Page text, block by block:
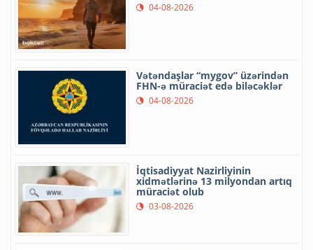
04-08-2026
Vətəndaşlar “mygov” üzərindən
FHN-ə müraciət edə biləcəklər
04-08-2026
İqtisadiyyat Nazirliyinin
xidmətlərinə 13 milyondan artıq
müraciət olub
03-08-2026